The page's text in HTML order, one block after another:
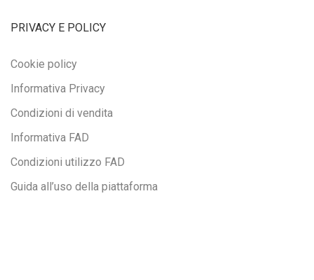
PRIVACY E POLICY
Cookie policy
Informativa Privacy
Condizioni di vendita
Informativa FAD
Condizioni utilizzo FAD
Guida all’uso della piattaforma